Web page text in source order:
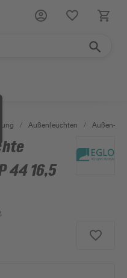
/ Außenleuchten / Außen-
44 16,5